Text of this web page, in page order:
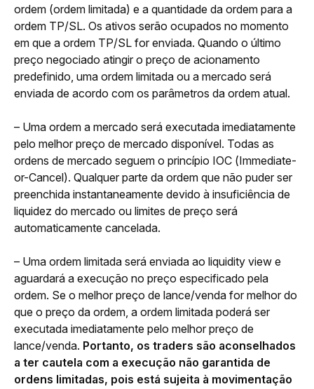
ordem (ordem limitada) e a quantidade da ordem para a
ordem TP/SL. Os ativos serão ocupados no momento
em que a ordem TP/SL for enviada. Quando o último
preço negociado atingir o preço de acionamento
predefinido, uma ordem limitada ou a mercado será
enviada de acordo com os parâmetros da ordem atual.
– Uma ordem a mercado será executada imediatamente
pelo melhor preço de mercado disponível. Todas as
ordens de mercado seguem o princípio IOC (Immediate-
or-Cancel). Qualquer parte da ordem que não puder ser
preenchida instantaneamente devido à insuficiência de
liquidez do mercado ou limites de preço será
automaticamente cancelada.
– Uma ordem limitada será enviada ao liquidity view e
aguardará a execução no preço especificado pela
ordem. Se o melhor preço de lance/venda for melhor do
que o preço da ordem, a ordem limitada poderá ser
executada imediatamente pelo melhor preço de
lance/venda. Portanto, os traders são aconselhados
a ter cautela com a execução não garantida de
ordens limitadas, pois está sujeita à movimentação